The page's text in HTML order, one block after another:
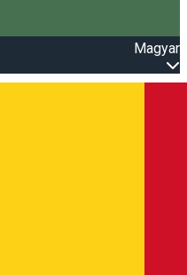
Magyar